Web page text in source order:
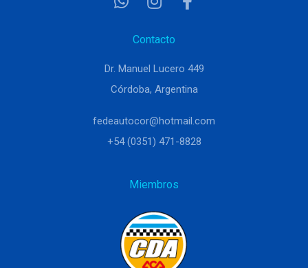
Contacto
Dr. Manuel Lucero 449
Córdoba, Argentina
fedeautocor@hotmail.com
+54 (0351) 471-8828
Miembros